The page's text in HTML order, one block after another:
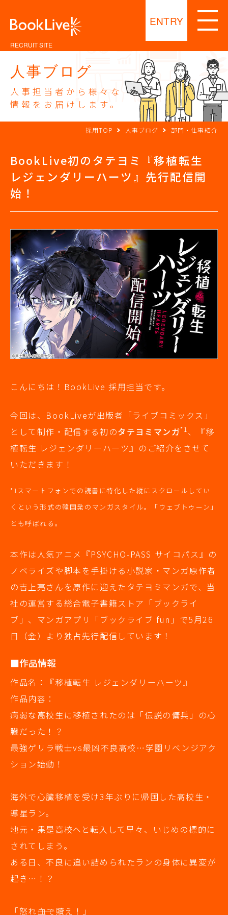
RECRUIT SITE
ENTRY
人事ブログ
人事担当者から様々な
情報をお届けします。
採用TOP 人事ブログ 部門・仕事紹介
BookLive初のタテヨミ『移植転生
レジェンダリーハーツ』先行配信開
始！
こんにちは！BookLive 採用担当です。
今回は、BookLiveが出版者「ライブコミックス」
として制作・配信する初のタテヨミマンガ*1 、『移
植転生 レジェンダリーハーツ』のご紹介をさせて
いただきます！
*1 スマートフォンでの読書に特化した縦にスクロールしてい
くという形式の韓国発のマンガスタイル。「ウェブトゥーン」
とも呼ばれる。
本作は人気アニメ『PSYCHO-PASS サイコパス』の
ノベライズや脚本を手掛ける小説家・マンガ原作者
の吉上亮さんを原作に迎えたタテヨミマンガで、当
社の運営する総合電子書籍ストア「ブックライ
ブ」、マンガアプリ「ブックライブ fun」で5月26
日（金）より独占先行配信しています！
■作品情報
作品名：『移植転生 レジェンダリーハーツ』
作品内容：
病弱な高校生に移植されたのは「伝説の傭兵」の心
臓だった！？
最強ゲリラ戦士vs最凶不良高校…学園リベンジアク
ション始動！
海外で心臓移植を受け3年ぶりに帰国した高校生・
導星ラン。
地元・果是高校へと転入して早々、いじめの標的に
されてしまう。
ある日、不良に追い詰められたランの身体に異変が
起き…！？
「怒れ――血で贖え！」